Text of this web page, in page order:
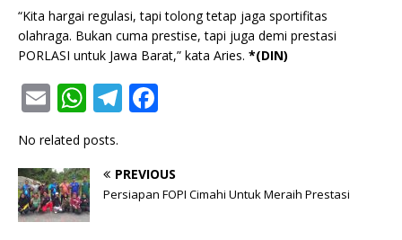
“Kita hargai regulasi, tapi tolong tetap jaga sportifitas
olahraga. Bukan cuma prestise, tapi juga demi prestasi
PORLASI untuk Jawa Barat,” kata Aries. *(DIN)
E
m
ai
l
W
at
s
A
T
g
ra
e
No related posts.
PREVIOUS
Persiapan FOPI Cimahi Untuk Meraih Prestasi